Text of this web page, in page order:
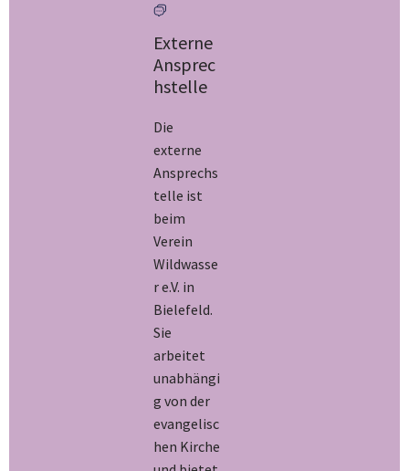
Externe
Ansprec
hstelle
Die
externe
Ansprechs
telle ist
beim
Verein
Wildwasse
r e.V. in
Bielefeld.
Sie
arbeitet
unabhängi
g von der
evangelisc
hen Kirche